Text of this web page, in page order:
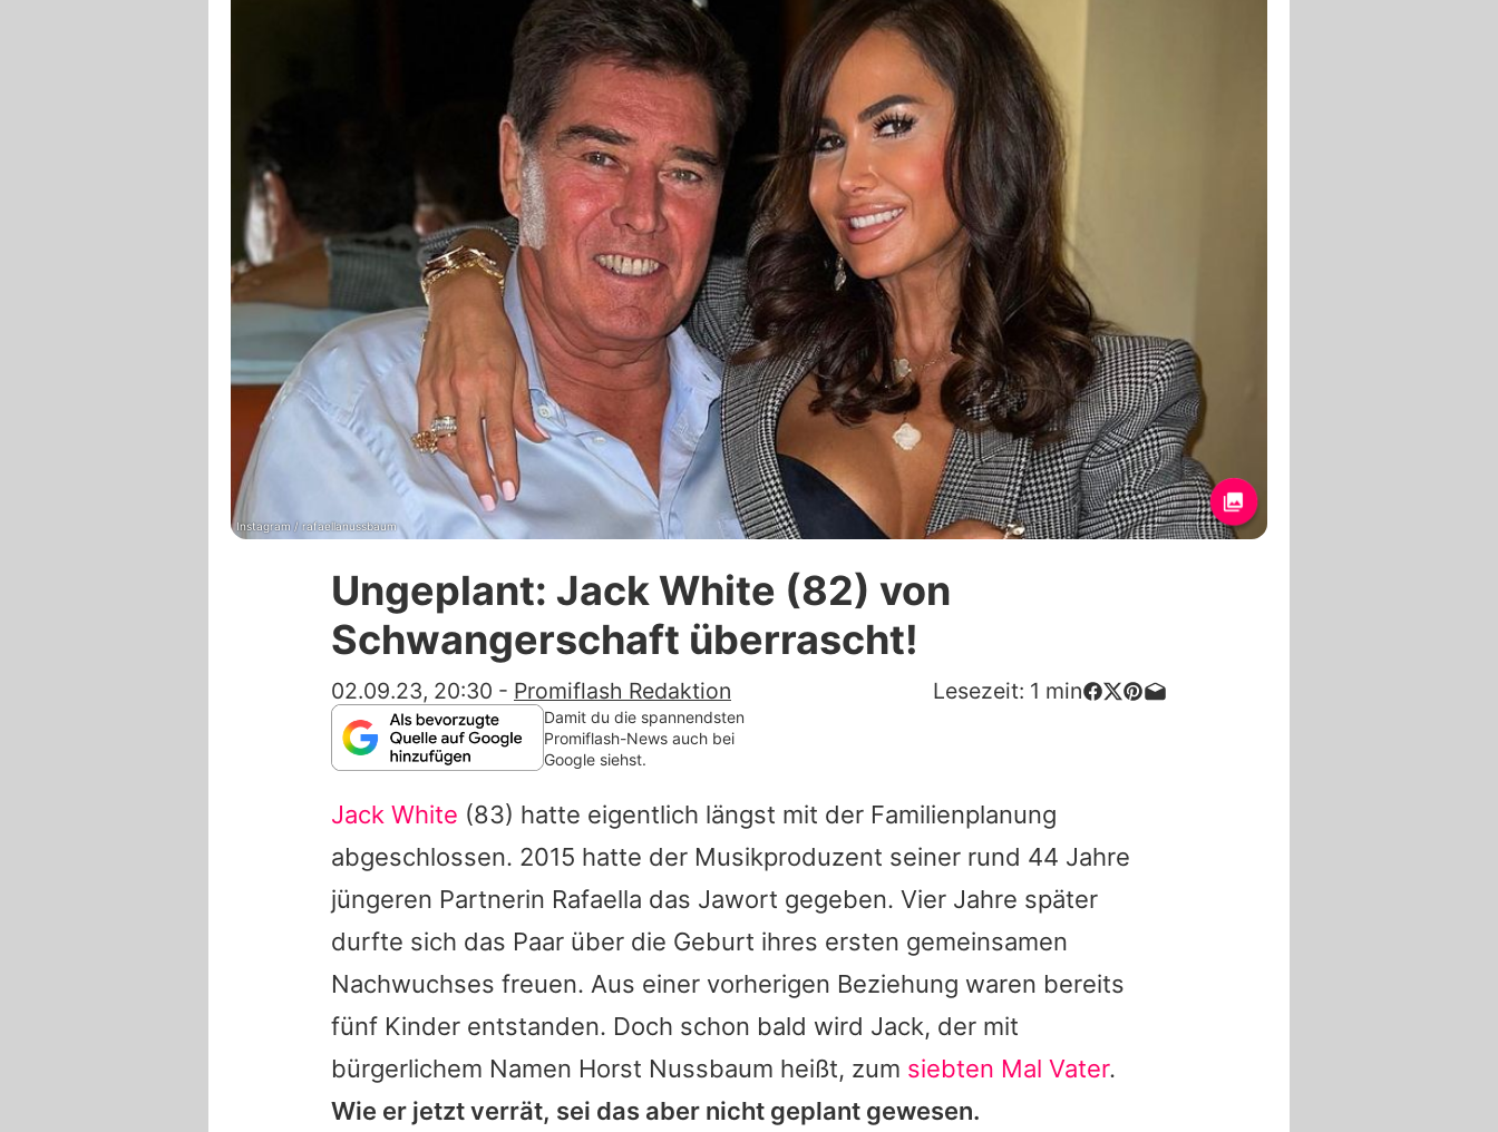
Filme & Serien
Lifestyle
Familie & Liebe
Promiflash Exklusiv
Alle Themen auf Promiflash
Jobs
App runterladen
Team
Redaktionelle Richtlinien
Impressum
Datenschutzerklärung
Nutzungsbedingungen
Utiq verwalten
Instagram / rafaellanussbaum
Ungeplant: Jack White (82) von
Schwangerschaft überrascht!
02.09.23, 20:30 - Promiflash Redaktion Lesezeit: 1 min
Damit du die spannendsten
Promiflash-News auch bei
Google siehst.
Jack White (83) hatte eigentlich längst mit der Familienplanung
abgeschlossen. 2015 hatte der Musikproduzent seiner rund 44 Jahre
jüngeren Partnerin Rafaella das Jawort gegeben. Vier Jahre später
durfte sich das Paar über die Geburt ihres ersten gemeinsamen
Nachwuchses freuen. Aus einer vorherigen Beziehung waren bereits
fünf Kinder entstanden. Doch schon bald wird Jack, der mit
bürgerlichem Namen Horst Nussbaum heißt, zum siebten Mal Vater.
Wie er jetzt verrät, sei das aber nicht geplant gewesen.